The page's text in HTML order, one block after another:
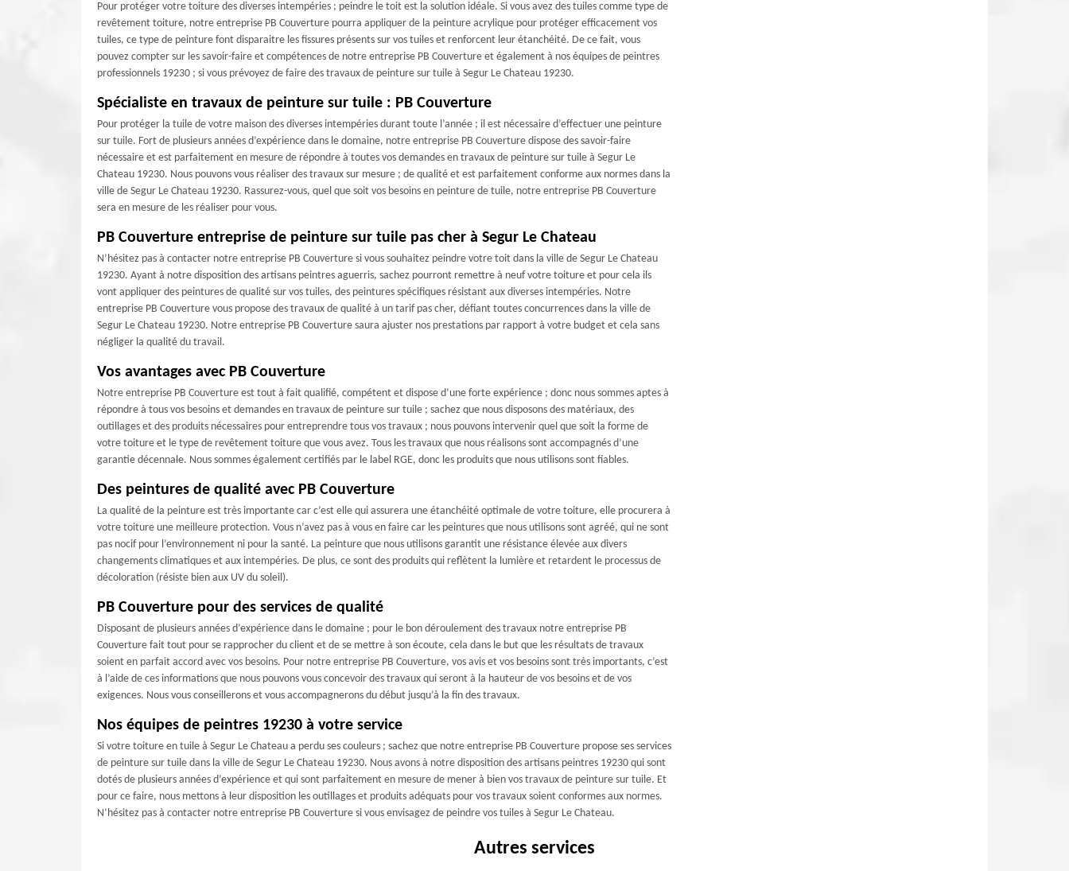
Pour protéger votre toiture des diverses intempéries ; peindre le toit est la solution idéale. Si vous avez des tuiles comme type de
revêtement toiture, notre entreprise PB Couverture pourra appliquer de la peinture acrylique pour protéger efficacement vos
tuiles, ce type de peinture font disparaitre les fissures présents sur vos tuiles et renforcent leur étanchéité. De ce fait, vous
pouvez compter sur les savoir-faire et compétences de notre entreprise PB Couverture et également à nos équipes de peintres
professionnels 19230 ; si vous prévoyez de faire des travaux de peinture sur tuile à Segur Le Chateau 19230.
Spécialiste en travaux de peinture sur tuile : PB Couverture
Pour protéger la tuile de votre maison des diverses intempéries durant toute l’année ; il est nécessaire d’effectuer une peinture
sur tuile. Fort de plusieurs années d’expérience dans le domaine, notre entreprise PB Couverture dispose des savoir-faire
nécessaire et est parfaitement en mesure de répondre à toutes vos demandes en travaux de peinture sur tuile à Segur Le
Chateau 19230. Nous pouvons vous réaliser des travaux sur mesure ; de qualité et est parfaitement conforme aux normes dans la
ville de Segur Le Chateau 19230. Rassurez-vous, quel que soit vos besoins en peinture de tuile, notre entreprise PB Couverture
sera en mesure de les réaliser pour vous.
PB Couverture entreprise de peinture sur tuile pas cher à Segur Le Chateau
N’hésitez pas à contacter notre entreprise PB Couverture si vous souhaitez peindre votre toit dans la ville de Segur Le Chateau
19230. Ayant à notre disposition des artisans peintres aguerris, sachez pourront remettre à neuf votre toiture et pour cela ils
vont appliquer des peintures de qualité sur vos tuiles, des peintures spécifiques résistant aux diverses intempéries. Notre
entreprise PB Couverture vous propose des travaux de qualité à un tarif pas cher, défiant toutes concurrences dans la ville de
Segur Le Chateau 19230. Notre entreprise PB Couverture saura ajuster nos prestations par rapport à votre budget et cela sans
négliger la qualité du travail.
Vos avantages avec PB Couverture
Notre entreprise PB Couverture est tout à fait qualifié, compétent et dispose d’une forte expérience ; donc nous sommes aptes à
répondre à tous vos besoins et demandes en travaux de peinture sur tuile ; sachez que nous disposons des matériaux, des
outillages et des produits nécessaires pour entreprendre tous vos travaux ; nous pouvons intervenir quel que soit la forme de
votre toiture et le type de revêtement toiture que vous avez. Tous les travaux que nous réalisons sont accompagnés d’une
garantie décennale. Nous sommes également certifiés par le label RGE, donc les produits que nous utilisons sont fiables.
Des peintures de qualité avec PB Couverture
La qualité de la peinture est très importante car c’est elle qui assurera une étanchéité optimale de votre toiture, elle procurera à
votre toiture une meilleure protection. Vous n’avez pas à vous en faire car les peintures que nous utilisons sont agréé, qui ne sont
pas nocif pour l’environnement ni pour la santé. La peinture que nous utilisons garantit une résistance élevée aux divers
changements climatiques et aux intempéries. De plus, ce sont des produits qui reflètent la lumière et retardent le processus de
décoloration (résiste bien aux UV du soleil).
PB Couverture pour des services de qualité
Disposant de plusieurs années d’expérience dans le domaine ; pour le bon déroulement des travaux notre entreprise PB
Couverture fait tout pour se rapprocher du client et de se mettre à son écoute, cela dans le but que les résultats de travaux
soient en parfait accord avec vos besoins. Pour notre entreprise PB Couverture, vos avis et vos besoins sont très importants, c’est
à l’aide de ces informations que nous pouvons vous concevoir des travaux qui seront à la hauteur de vos besoins et de vos
exigences. Nous vous conseillerons et vous accompagnerons du début jusqu’à la fin des travaux.
Nos équipes de peintres 19230 à votre service
Si votre toiture en tuile à Segur Le Chateau a perdu ses couleurs ; sachez que notre entreprise PB Couverture propose ses services
de peinture sur tuile dans la ville de Segur Le Chateau 19230. Nous avons à notre disposition des artisans peintres 19230 qui sont
dotés de plusieurs années d’expérience et qui sont parfaitement en mesure de mener à bien vos travaux de peinture sur tuile. Et
pour ce faire, nous mettons à leur disposition les outillages et produits adéquats pour vos travaux soient conformes aux normes.
N’hésitez pas à contacter notre entreprise PB Couverture si vous envisagez de peindre vos tuiles à Segur Le Chateau.
Autres services